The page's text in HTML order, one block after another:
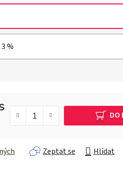
%
DO
Zeptat se Hlídat